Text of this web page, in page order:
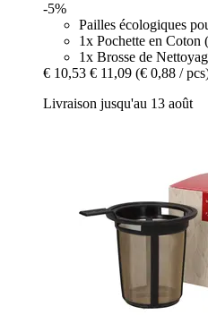
-5%
Pailles écologiques
1x Pochette en Coton
1x Brosse de
€ 10,53 € 11,09 (€ 0,88 /
Livraison jusqu'au 13 août